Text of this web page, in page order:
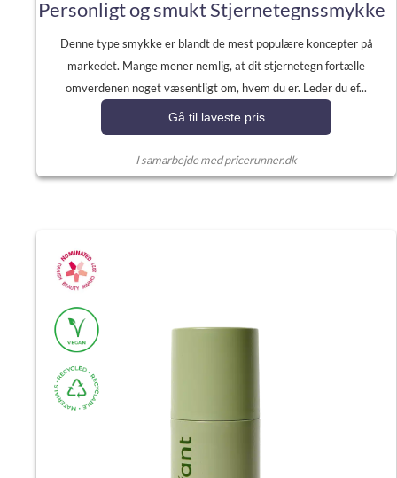
Personligt og smukt Stjernetegnssmykke
Denne type smykke er blandt de mest populære koncepter på
markedet. Mange mener nemlig, at dit stjernetegn fortælle
omverdenen noget væsentligt om, hvem du er. Leder du ef...
Gå til laveste pris
I samarbejde med pricerunner.dk